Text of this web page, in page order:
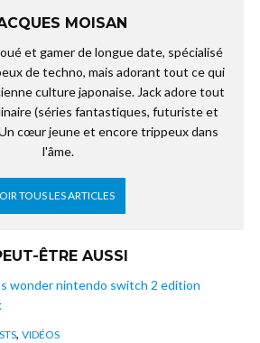
MOISAN
et gamer de longue date, spécialisé
de techno, mais adorant tout ce qui
culture japonaise. Jack adore tout
(séries fantastiques, futuriste et
cœur jeune et encore trippeux dans
l'âme.
TOUS LES ARTICLES
ÊTRE AUSSI
, VIDÉOS